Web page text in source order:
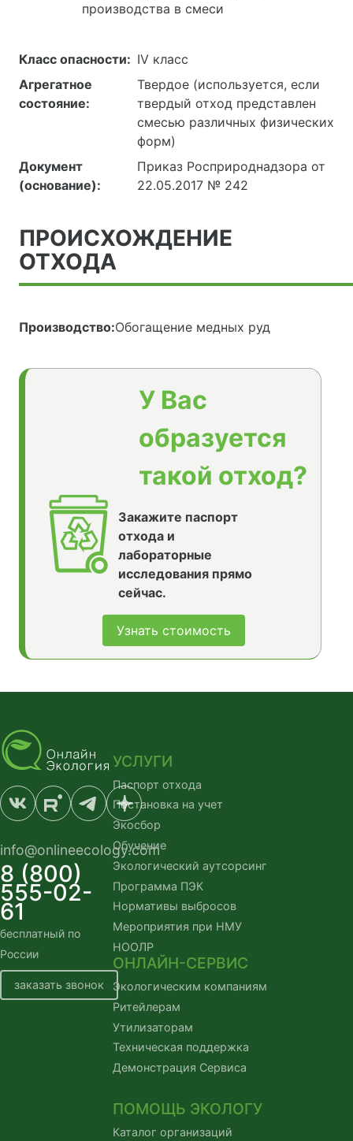
производства в смеси
Класс опасности: IV класс
Агрегатное
состояние:
Твердое (используется, если
твердый отход представлен
смесью различных физических
форм)
Документ
(основание):
Приказ Росприроднадзора от
22.05.2017 № 242
ПРОИСХОЖДЕНИЕ
ОТХОДА
Производство:Обогащение медных руд
У Вас
образуется
такой отход?
Закажите паспорт
отхода и
лабораторные
исследования прямо
сейчас.
Узнать стоимость
info@onlineecology.com
8 (800)
555-02-
61
бесплатный по
России
заказать звонок
УСЛУГИ
Паспорт отхода
Постановка на учет
Экосбор
Обучение
Экологический аутсорсинг
Программа ПЭК
Нормативы выбросов
Мероприятия при НМУ
НООЛР
ОНЛАЙН-СЕРВИС
Экологическим компаниям
Ритейлерам
Утилизаторам
Техническая поддержка
Демонстрация Сервиса
ПОМОЩЬ ЭКОЛОГУ
Каталог организаций